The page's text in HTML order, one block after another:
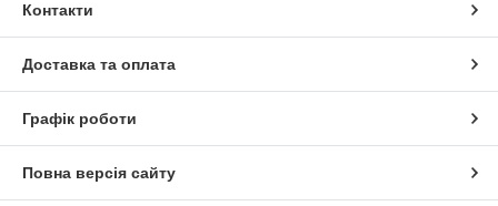
Контакти
Доставка та оплата
Графік роботи
Повна версія сайту